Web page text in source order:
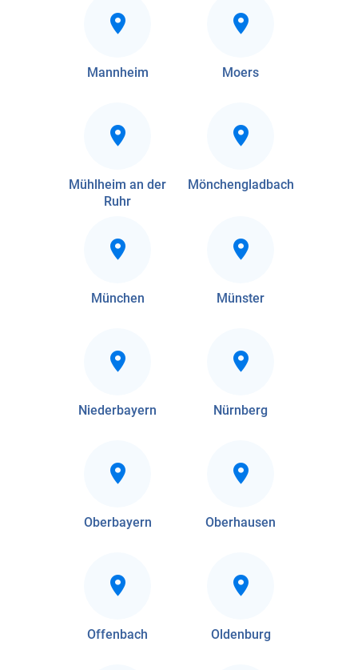
Mannheim Moers
Mühlheim an der
Ruhr
Mönchengladbach
München Münster
Niederbayern Nürnberg
Oberbayern Oberhausen
Offenbach Oldenburg